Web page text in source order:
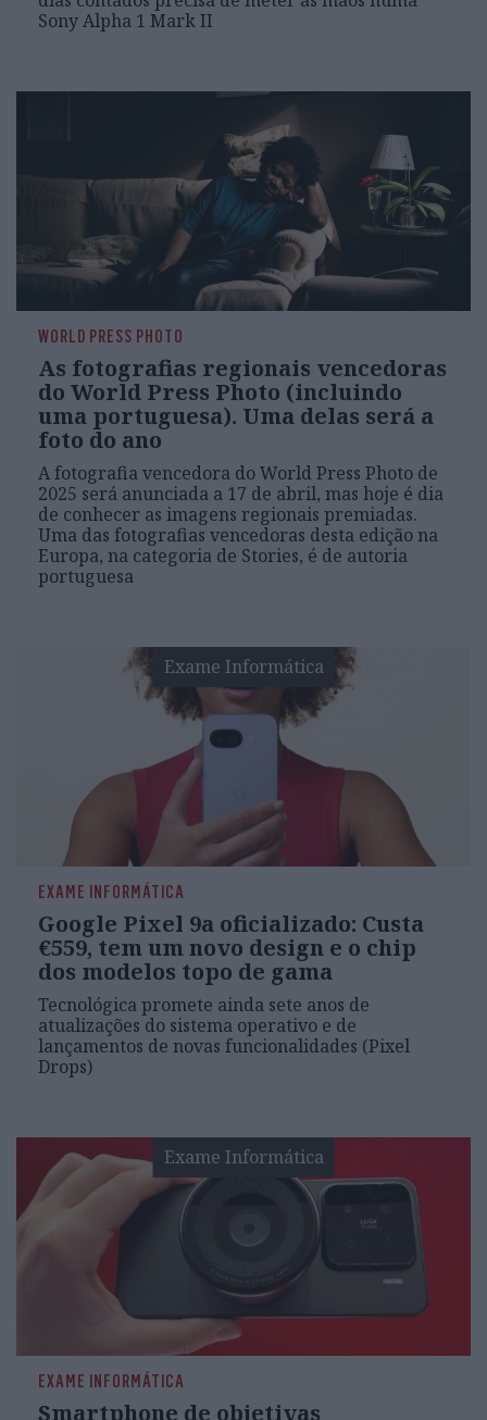
Sony Alpha 1 Mark II
WORLD PRESS PHOTO
As fotografias regionais vencedoras
do World Press Photo (incluindo
uma portuguesa). Uma delas será a
foto do ano
A fotografia vencedora do World Press Photo de
2025 será anunciada a 17 de abril, mas hoje é dia
de conhecer as imagens regionais premiadas.
Uma das fotografias vencedoras desta edição na
Europa, na categoria de Stories, é de autoria
portuguesa
Exame Informática
EXAME INFORMÁTICA
Google Pixel 9a oficializado: Custa
€559, tem um novo design e o chip
dos modelos topo de gama
Tecnológica promete ainda sete anos de
atualizações do sistema operativo e de
lançamentos de novas funcionalidades (Pixel
Drops)
Exame Informática
EXAME INFORMÁTICA
Smartphone de objetivas